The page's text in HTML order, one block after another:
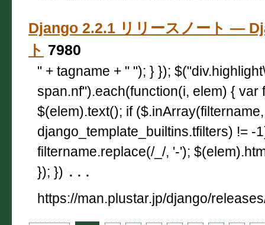
Django 2.2.1 リリースノート —
ト 7980
" + tagname + " "); } });
span.nf").each(function(i, elem) { var
$(elem).text(); if ($.inArray(filtername,
django_template_builtins.tfilters) != -
filtername.replace(/_/, '-');
}); }) ...
https://man.plustar.jp/django/